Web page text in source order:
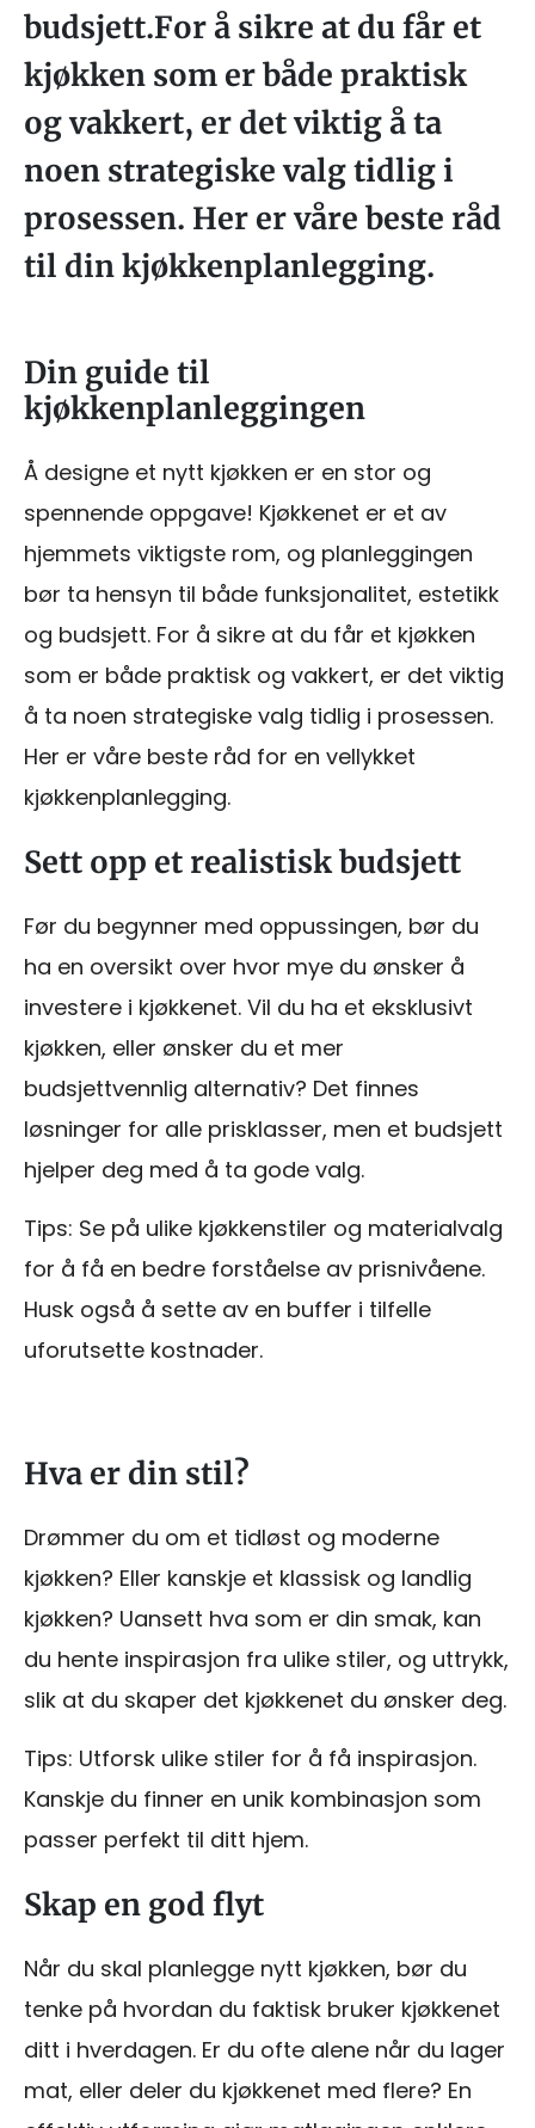
budsjett.For å sikre at du får et
kjøkken som er både praktisk
og vakkert, er det viktig å ta
noen strategiske valg tidlig i
prosessen. Her er våre beste råd
til din kjøkkenplanlegging.
Din guide til
kjøkkenplanleggingen
Å designe et nytt kjøkken er en stor og
spennende oppgave! Kjøkkenet er et av
hjemmets viktigste rom, og planleggingen
bør ta hensyn til både funksjonalitet, estetikk
og budsjett. For å sikre at du får et kjøkken
som er både praktisk og vakkert, er det viktig
å ta noen strategiske valg tidlig i prosessen.
Her er våre beste råd for en vellykket
kjøkkenplanlegging.
Sett opp et realistisk budsjett
Før du begynner med oppussingen, bør du
ha en oversikt over hvor mye du ønsker å
investere i kjøkkenet. Vil du ha et eksklusivt
kjøkken, eller ønsker du et mer
budsjettvennlig alternativ? Det finnes
løsninger for alle prisklasser, men et budsjett
hjelper deg med å ta gode valg.
Tips: Se på ulike kjøkkenstiler og materialvalg
for å få en bedre forståelse av prisnivåene.
Husk også å sette av en buffer i tilfelle
uforutsette kostnader.
Hva er din stil?
Drømmer du om et tidløst og moderne
kjøkken? Eller kanskje et klassisk og landlig
kjøkken? Uansett hva som er din smak, kan
du hente inspirasjon fra ulike stiler, og uttrykk,
slik at du skaper det kjøkkenet du ønsker deg.
Tips: Utforsk ulike stiler for å få inspirasjon.
Kanskje du finner en unik kombinasjon som
passer perfekt til ditt hjem.
Skap en god flyt
Når du skal planlegge nytt kjøkken, bør du
tenke på hvordan du faktisk bruker kjøkkenet
ditt i hverdagen. Er du ofte alene når du lager
mat, eller deler du kjøkkenet med flere? En